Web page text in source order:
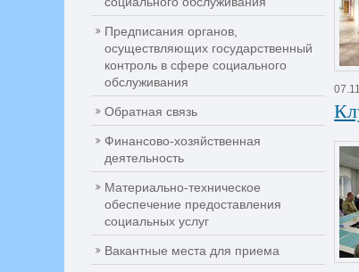
Предписания органов,
осуществляющих государственный
контроль в сфере социального
обслуживания
Обратная связь
Финансово-хозяйственная
деятельность
Материально-техническое
обеспечение предоставления
социальных услуг
Вакантные места для приема